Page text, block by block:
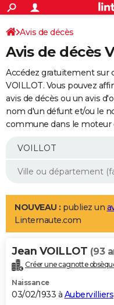
ACTUALITÉS
Politique
Société
Faits Divers
Education
Monde
Villes
+
SPORT
Coupe du monde 2026
Football
Tennis
Cyclisme
Rugby
Forum
Programme TV
TNT
Streaming
Cinéma
Sorties cinéma
Musique
+
FINANCE
Retraite
Epargne
Immobilier
Risques naturels par ville
Banque
Assurance
AUTO
Essais
Réserver un essai
Citadines
Berlines
SUV
Forum auto
+
Mobiles
Meilleur smartphone
Internet
Ordinateurs
Jeux vidéo
Guide high-tech
Aménagement intérieur
LIFESTYLE
Art de vivre
Bien-être
Loisirs
Mode
Modes de vie
Alimentation
Guide de la santé
Maladies
Médicaments
Sommeil
VOYAGE
Destinations
City break
Voyage nature
Voyage de noces
Forum
Climat
+PHOTO
GUIDES D'ACHAT
Avis de décès
Avis de décès
Accédez gratuitement sur
VOILLOT. Vous pouvez
avis de décès ou un avis
nom d'un défunt et/ou le
commune dans le moteur
NOUVEAU : publiez un
Linternaute.com
Jean VOILLOT (93
Créer une cagnotte
Naissance
03/02/1933 à Aubervilliers